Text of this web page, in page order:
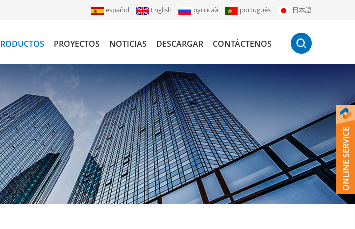
español English русский português 日本語
PROYECTOS NOTICIAS DESCARGAR CONTÁCTENOS